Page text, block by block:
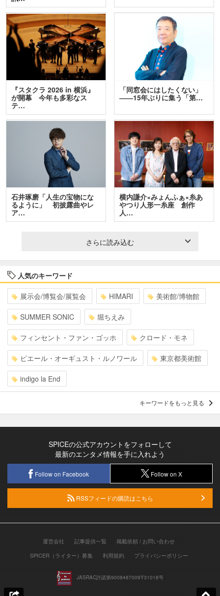
『スタクラ 2026 in 横浜』
が開幕 今年も多彩なス
テ…
「同窓会にはしたくない」
――15年ぶりに集う「第…
石井琢磨「人生の宝物にな
るように」 初披露曲やレ
ア…
横内謙介×みょんふぁ×糸あ
やつり人形一糸座 創作
人…
さらに読み込む
人気のキーワード
展示会/博覧会/展覧会 HIMARI 美術館/博物館
SUMMER SONIC 堀ちえみ
フィンセント・ファン・ゴッホ クロード・モネ
ピエール・オーギュスト・ルノワール 東京都美術館
indigo la End
キーワードをもっと見る
SPICEの公式アカウントをフォローして
最新のエンタメ情報を手に入れよう
Follow on Facebook Follow on X
RSSフィードの購読はこちら
運営会社 記事提供一覧
掲載依頼 / お問い合わせ
SPICER（ライター）募集
利用規約 プライバシーポリシー
JASRAC許諾第9008487009Y31018号